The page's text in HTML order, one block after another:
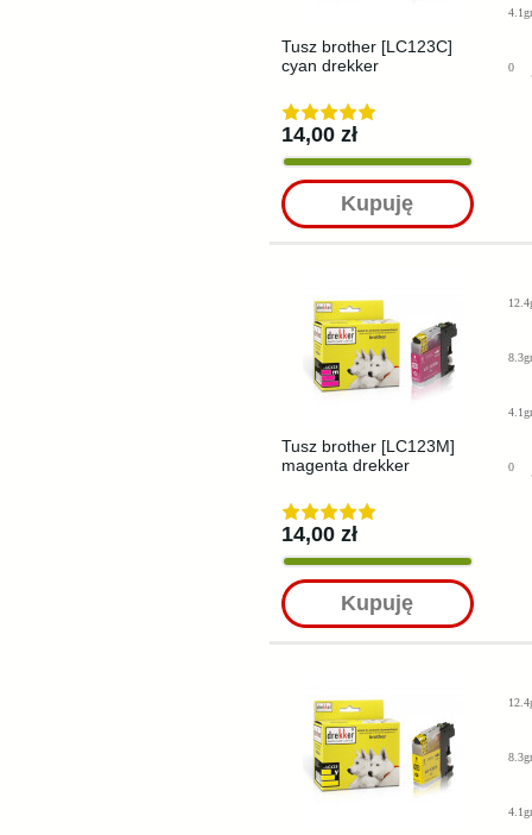
Tusz brother [LC123C]
cyan drekker
14,00 zł
Kupuję
4.1gr
0
Tusz brother [LC123M]
magenta drekker
14,00 zł
Kupuję
8.3gr
4.1gr
0
8.3gr
4.1gr